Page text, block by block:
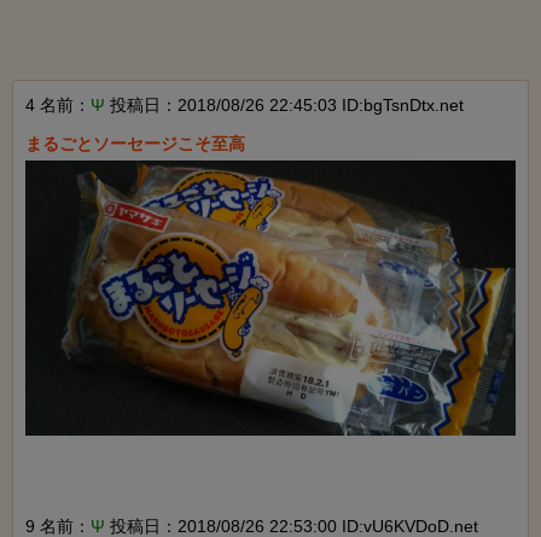
4 名前： Ψ 投稿日：2018/08/26 22:45:03 ID:bgTsnDtx.net
9 名前： Ψ 投稿日：2018/08/26 22:53:00 ID:vU6KVDoD.net